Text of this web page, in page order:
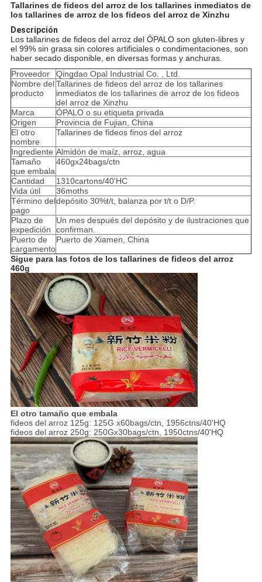
Tallarines de fideos del arroz de los tallarines inmediatos de
los tallarines de arroz de los fideos del arroz de Xinzhu
Descripción
Los tallarines de fideos del arroz del ÓPALO son gluten-libres y
el 99% sin grasa sin colores artificiales o condimentaciones, son
haber secado disponible, en diversas formas y anchuras.
Proveedor
Qingdao Opal Industrial Co. , Ltd.
Nombre del
producto
Tallarines de fideos del arroz de los tallarines
inmediatos de los tallarines de arroz de los fideos
del arroz de Xinzhu
Marca
ÓPALO o su etiqueta privada
Origen
Provincia de Fujian, China
El otro
nombre
Tallarines de fideos finos del arroz
Ingrediente Almidón de maíz, arroz, agua
Tamaño
que embala
460gx24bags/ctn
Cantidad
1310cartons/40'HC
Vida útil
36moths
Término del
pago
depósito 30%t/t, balanza por t/t o D/P.
Plazo de
expedición
Un mes después del depósito y de ilustraciones que
confirman.
Puerto de
cargamento
Puerto de Xiamen, China
Sigue para las fotos de los tallarines de fideos del arroz
460g
El otro tamaño que embala
fideos del arroz 125g: 125G x60bags/ctn, 1956ctns/40'HQ
fideos del arroz 250g: 250Gx30bags/ctn, 1950ctns/40'HQ